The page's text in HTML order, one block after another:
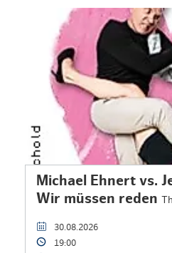
Michael Ehnert vs.
Wir müssen reden
30.08.2026
19:00